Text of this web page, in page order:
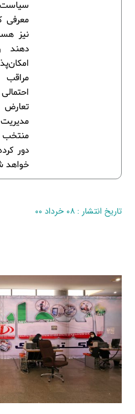
معرفی
نیز
دهند
مدیریت
منتخب
دور
خواهد
تاریخ انتشار : ۰۸ خرداد ۰۰